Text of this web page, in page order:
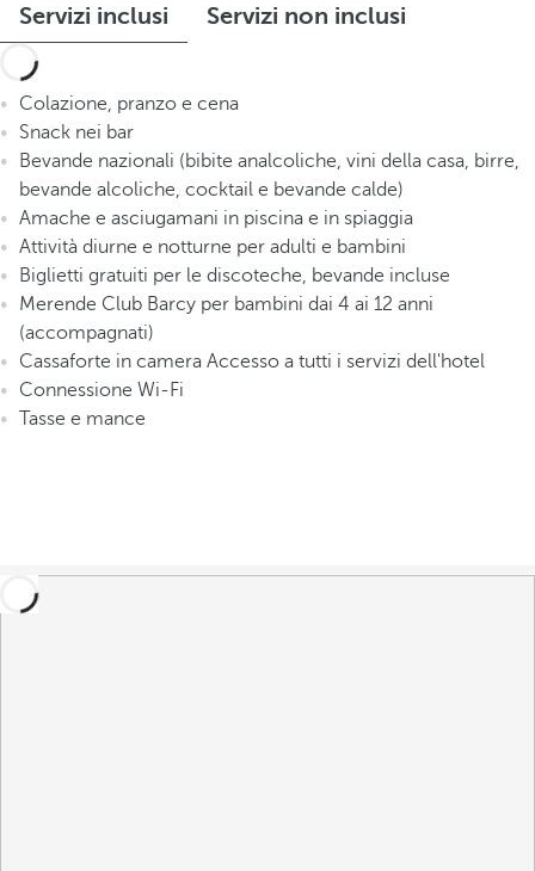
Servizi inclusi Servizi non inclusi
Colazione, pranzo e cena
Snack nei bar
Bevande nazionali (bibite analcoliche, vini della casa, birre,
bevande alcoliche, cocktail e bevande calde)
Amache e asciugamani in piscina e in spiaggia
Attività diurne e notturne per adulti e bambini
Biglietti gratuiti per le discoteche, bevande incluse
Merende Club Barcy per bambini dai 4 ai 12 anni
(accompagnati)
Cassaforte in camera Accesso a tutti i servizi dell'hotel
Connessione Wi-Fi
Tasse e mance